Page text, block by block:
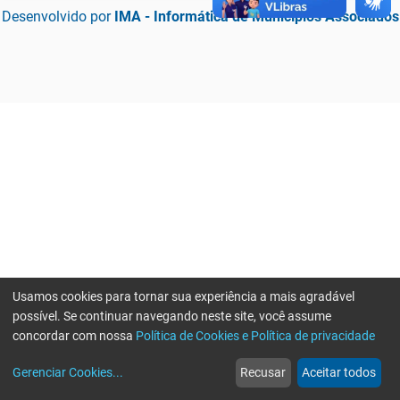
Desenvolvido por IMA - Informática de Municípios Associados
web
Notícias
more_horiz
Mais
Usamos cookies para tornar sua experiência a mais agradável
possível. Se continuar navegando neste site, você assume
concordar com nossa Política de Cookies e Política de privacidade
Gerenciar Cookies... Recusar Aceitar todos
Erro ao enviar informações, por favor tente novamente